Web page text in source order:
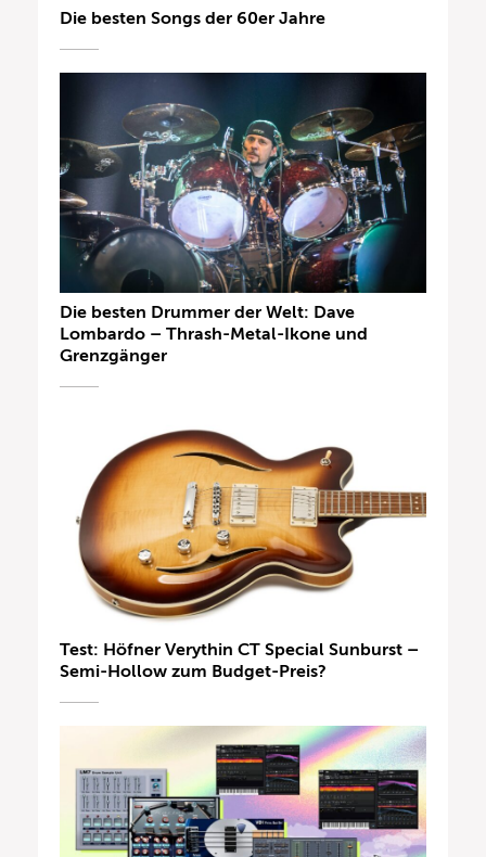
Die besten Songs der 60er Jahre
Die besten Drummer der Welt: Dave
Lombardo – Thrash-Metal-Ikone und
Grenzgänger
Test: Höfner Verythin CT Special Sunburst –
Semi-Hollow zum Budget-Preis?